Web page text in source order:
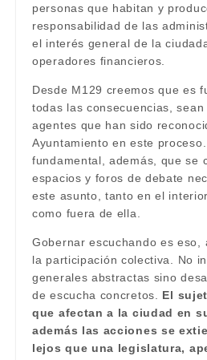
personas que habitan y
responsabilidad de las
el interés general de la
operadores financieros.
Desde M129 creemos que es
todas las consecuencias,
agentes que han sido
Ayuntamiento en este
fundamental, además, que se
espacios y foros de debate
este asunto, tanto en el
como fuera de ella.
Gobernar escuchando es eso,
la participación colectiva. No
generales abstractas sino
de escucha concretos. El
que afectan a la ciudad en
además las acciones se
lejos que una legislatura,